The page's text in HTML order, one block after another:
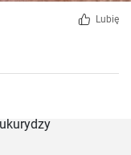
Lubię